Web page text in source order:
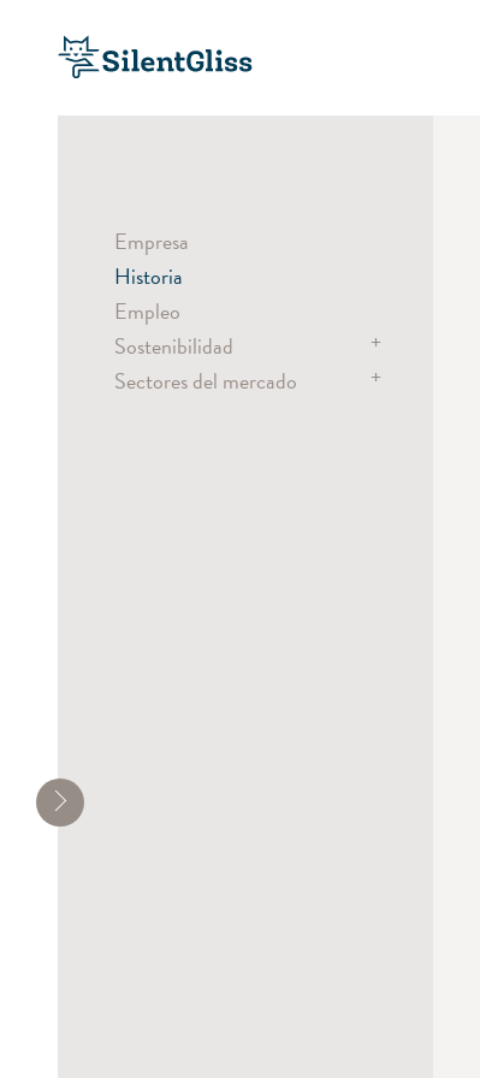
Empresa
Historia
Empleo
Sostenibilidad
+
Productos sostenibles
Sectores del mercado
+